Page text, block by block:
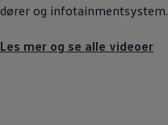
dører og infotainmentsystem.
Les mer og se alle videoer